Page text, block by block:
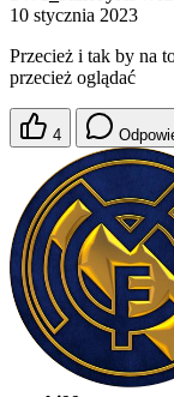
10 stycznia 2023
Przecież i tak by na
przecież oglądać
4